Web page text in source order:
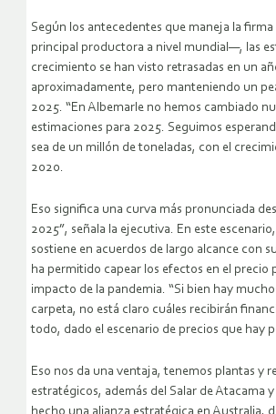
Según los antecedentes que maneja la
principal productora a nivel mundial—, las
crecimiento se han visto retrasadas en un
aproximadamente, pero manteniendo un
2025. “En Albemarle no hemos cambiado
estimaciones para 2025. Seguimos
sea de un millón de toneladas, con el
2020.
Eso significa una curva más pronunciada
2025”, señala la ejecutiva. En este
sostiene en acuerdos de largo alcance con
ha permitido capear los efectos en el precio
impacto de la pandemia. “Si bien hay
carpeta, no está claro cuáles recibirán
todo, dado el escenario de precios que hay
Eso nos da una ventaja, tenemos plantas y
estratégicos, además del Salar de Atacama